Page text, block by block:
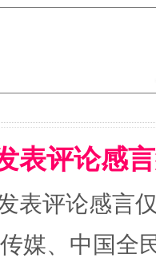
表评论感
表评论感言
媒、中国全